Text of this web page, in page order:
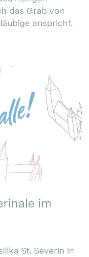
das Grab von
anspricht.
im
St. Severin in